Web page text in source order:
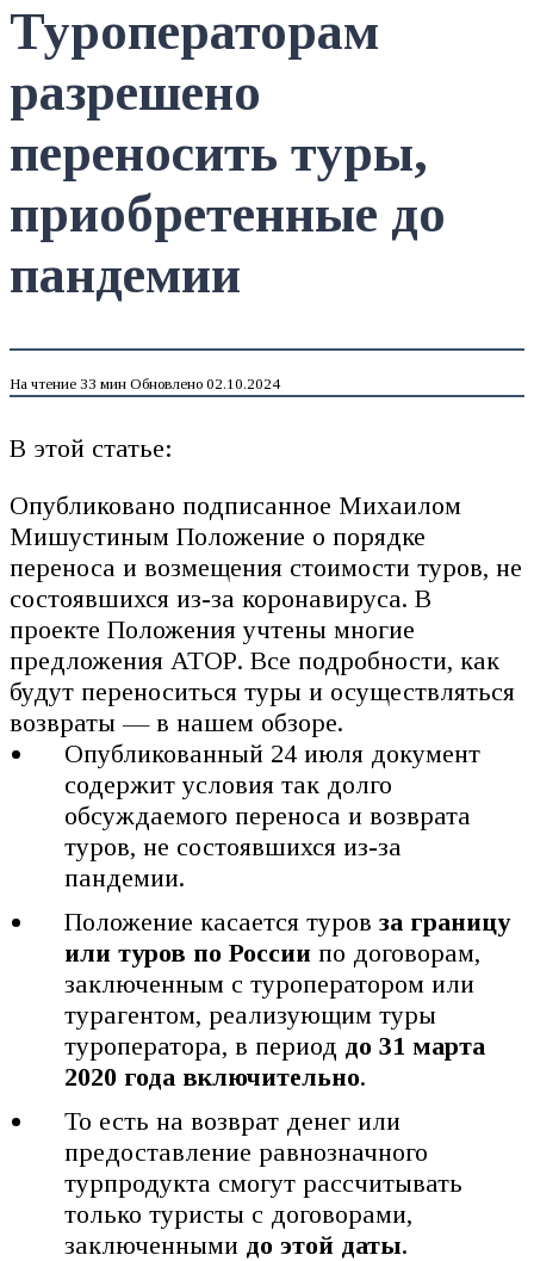
Туроператорам
разрешено
переносить туры,
приобретенные до
пандемии
На чтение 33 мин Обновлено 02.10.2024
В этой статье:
Опубликовано подписанное Михаилом
Мишустиным Положение о порядке
переноса и возмещения стоимости туров, не
состоявшихся из-за коронавируса. В
проекте Положения учтены многие
предложения АТОР. Все подробности, как
будут переноситься туры и осуществляться
возвраты — в нашем обзоре.
Опубликованный 24 июля документ
содержит условия так долго
обсуждаемого переноса и возврата
туров, не состоявшихся из-за
пандемии.
Положение касается туровза границу
или туров по России по договорам,
заключенным с туроператором или
турагентом, реализующим туры
туроператора, в период до 31 марта
2020 года включительно.
То есть на возврат денег или
предоставление равнозначного
турпродукта смогут рассчитывать
только туристы с договорами,
заключенными до этой даты.